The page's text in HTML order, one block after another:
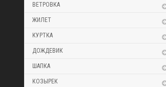
ВЕТРОВКА
ЖИЛЕТ
КУРТКА
ДОЖДЕВИК
ШАПКА
КОЗЫРЕК